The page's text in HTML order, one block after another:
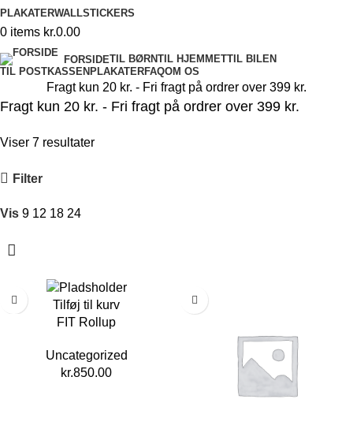
PLAKATERWALLSTICKERS
0 items kr.0.00
FORSIDETIL BØRNTIL HJEMMETTIL BILEN
TIL POSTKASSEN PLAKATERFAQOM OS
Fragt kun 20 kr. - Fri fragt på ordrer over 399 kr.
Fragt kun 20 kr. - Fri fragt på ordrer over 399 kr.
Viser 7 resultater
Filter
Vis 9 12 18 24
Tilføj til kurv
FIT Rollup
Uncategorized
kr.850.00